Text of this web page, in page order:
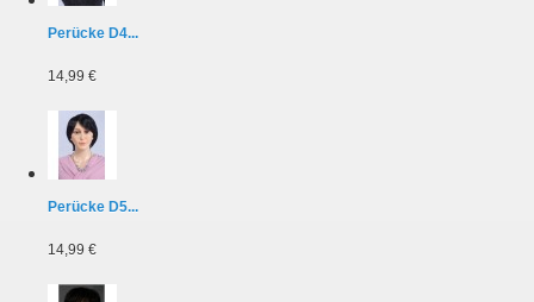
Perücke D4...
14,99 €
Perücke D5...
14,99 €